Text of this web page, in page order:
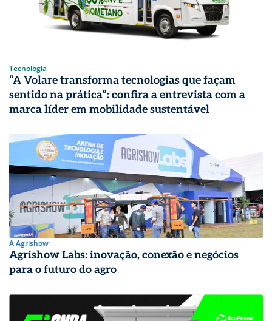
Tecnologia
“A Volare transforma tecnologias que façam
sentido na prática”: confira a entrevista com a
marca líder em mobilidade sustentável
A Agrishow
Agrishow Labs: inovação, conexão e negócios
para o futuro do agro